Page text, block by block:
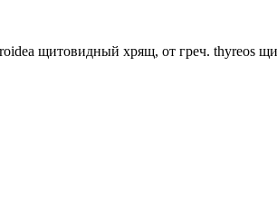
щитовидный хрящ, от греч. thyreos